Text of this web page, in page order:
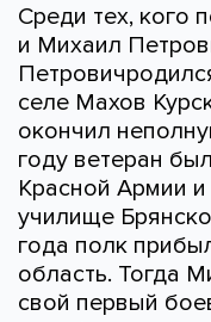
Среди тех, кого
и Михаил
селе Махов
окончил
году ветеран
Красной Армии
училище
года полк
область. Тогда
свой первый